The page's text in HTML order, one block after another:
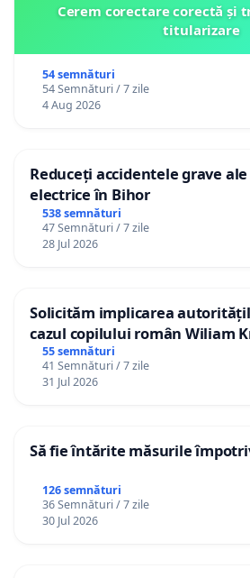
Cerem corectare corectă și
titularizare
54 semnături
54 Semnături / 7 zile
4 Aug 2026
Reduceți accidentele grave
electrice în Bihor
538 semnături
47 Semnături / 7 zile
28 Jul 2026
Solicităm implicarea
cazul copilului român Wiliam
Gheorghe, aflat în plasament
12 ani
55 semnături
41 Semnături / 7 zile
31 Jul 2026
Să fie întărite măsurile
126 semnături
36 Semnături / 7 zile
30 Jul 2026